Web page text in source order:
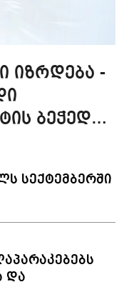
იზრდება -
ბეჭედია
სექტემბერში
და